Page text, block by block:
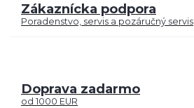
Zákaznícka podpora
Poradenstvo, servis a pozáručný servis
Doprava zadarmo
od 1000 EUR